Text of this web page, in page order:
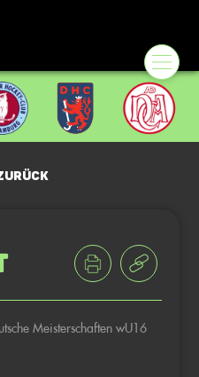
Meisterschaften wU16